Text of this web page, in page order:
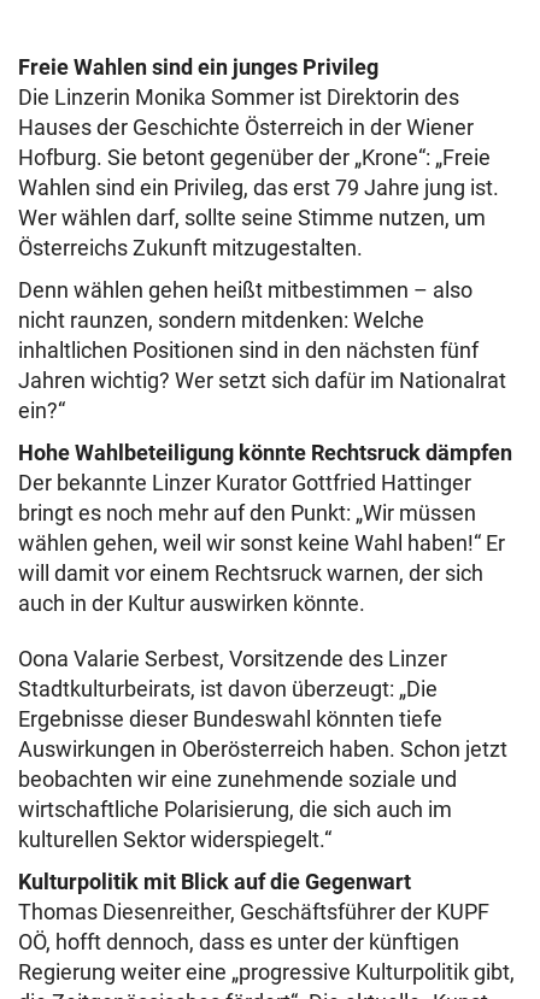
Freie Wahlen sind ein junges Privileg
Die Linzerin Monika Sommer ist Direktorin des
Hauses der Geschichte Österreich in der Wiener
Hofburg. Sie betont gegenüber der „Krone“: „Freie
Wahlen sind ein Privileg, das erst 79 Jahre jung ist.
Wer wählen darf, sollte seine Stimme nutzen, um
Österreichs Zukunft mitzugestalten.
Denn wählen gehen heißt mitbestimmen – also
nicht raunzen, sondern mitdenken: Welche
inhaltlichen Positionen sind in den nächsten fünf
Jahren wichtig? Wer setzt sich dafür im Nationalrat
ein?“
Hohe Wahlbeteiligung könnte Rechtsruck dämpfen
Der bekannte Linzer Kurator Gottfried Hattinger
bringt es noch mehr auf den Punkt: „Wir müssen
wählen gehen, weil wir sonst keine Wahl haben!“ Er
will damit vor einem Rechtsruck warnen, der sich
auch in der Kultur auswirken könnte.
Oona Valarie Serbest, Vorsitzende des Linzer
Stadtkulturbeirats, ist davon überzeugt: „Die
Ergebnisse dieser Bundeswahl könnten tiefe
Auswirkungen in Oberösterreich haben. Schon jetzt
beobachten wir eine zunehmende soziale und
wirtschaftliche Polarisierung, die sich auch im
kulturellen Sektor widerspiegelt.“
Kulturpolitik mit Blick auf die Gegenwart
Thomas Diesenreither, Geschäftsführer der KUPF
OÖ, hofft dennoch, dass es unter der künftigen
Regierung weiter eine „progressive Kulturpolitik gibt,